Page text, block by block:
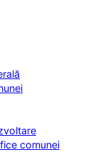
comunei